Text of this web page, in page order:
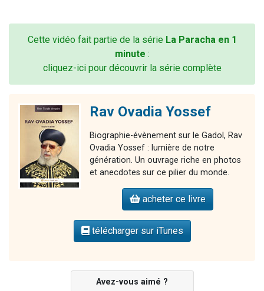
Cette vidéo fait partie de la série La Paracha en 1
minute :
cliquez-ici pour découvrir la série complète
Rav Ovadia Yossef
Biographie-évènement sur le Gadol, Rav
Ovadia Yossef : lumière de notre
génération. Un ouvrage riche en photos
et anecdotes sur ce pilier du monde.
acheter ce livre
télécharger sur iTunes
Avez-vous aimé ?